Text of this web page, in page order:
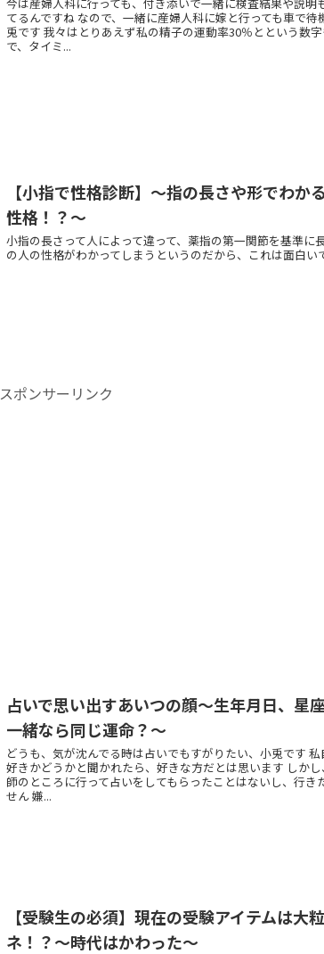
てるんですね なので、一緒に産婦人科に嫁と行っても車で待
兎です 我々はとりあえず私の精子の運動率30％とという数
で、タイミ...
【小指で性格診断】〜指の長さや形でわか
性格！？〜
小指の長さって人によって違って、薬指の第一関節を基準に
の人の性格がわかってしまうというのだから、これは面白い
スポンサーリンク
占いで思い出すあいつの顔～生年月日、星
一緒なら同じ運命？～
どうも、気が沈んでる時は占いでもすがりたい、小兎です
好きかどうかと聞かれたら、好きな方だとは思います しか
師のところに行って占いをしてもらったことはないし、行き
せん 嫌...
【受験生の必須】現在の受験アイテムは大
ネ！？〜時代はかわった〜